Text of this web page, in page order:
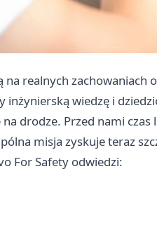
realnych zachowaniach
inżynierską wiedzę i
drodze. Przed nami
misja zyskuje teraz
For Safety odwiedzi: